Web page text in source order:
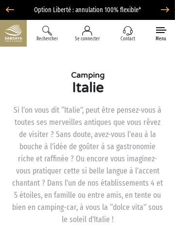
Option Liberté : annulation 100% flexible*
Rechercher Se connecter Contact Menu
Camping
Italie
Si l’on vous dit “Italie”, peut être pensez-vous à
toutes ses merveilles antiques que vous rêvez
de visiter ? Sans doute, avez-vous l’eau à la
bouche à l’idée de goûter à sa gastronomie
riche et raffinée ? Ou encore vous imaginez-
vous pratiquer cette si belle langue à l’accent
chantant ? Dans l’un de nos établissements 4 et
5 étoiles, en famille ou entre amis, en tente ou
bien en camping-car, à vous la “dolce vita” sous
le soleil d’Italie !